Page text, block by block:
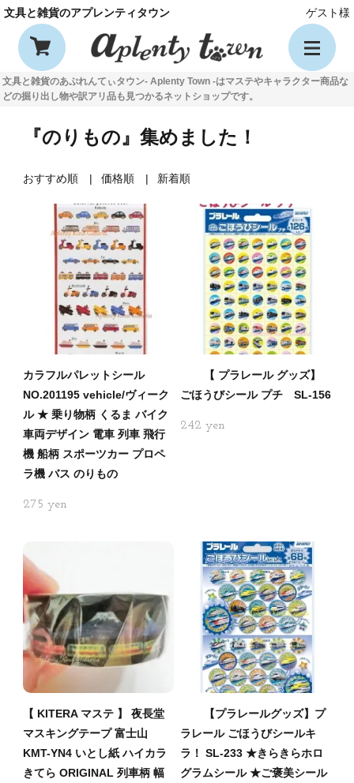
文具と雑貨のあぷれんてぃタウン- Aplenty Town -はマステやキャラクター商品な
どの掘り出し物や訳アリ品も見つかるネットショップです。
文具と雑貨のアプレンティタウン ゲスト様
『のりもの』集めました！
おすすめ順 価格順 新着順
カラフルパレットシール
NO.201195 vehicle/ヴィーク
ル ★ 乗り物柄 くるま バイク
車両デザイン 電車 列車 飛行
機 船柄 スポーツカー プロペ
ラ機 バス のりもの
275
【 プラレール グッズ】
ごほうびシール プチ SL-156
242
【 KITERA マステ 】 夜長堂
マスキングテープ 富士山
KMT-YN4 いとし紙 ハイカラ
きてら ORIGINAL 列車柄 幅
【プラレールグッズ】プ
ラレール ごほうびシールキ
ラ！ SL-233 ★きらきらホロ
グラムシール ★ご褒美シール